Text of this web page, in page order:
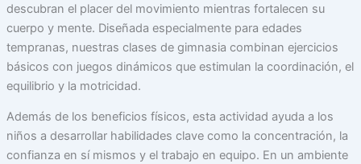
descubran el placer del movimiento mientras fortalecen su
cuerpo y mente. Diseñada especialmente para edades
tempranas, nuestras clases de gimnasia combinan ejercicios
básicos con juegos dinámicos que estimulan la coordinación, el
equilibrio y la motricidad.
Además de los beneficios físicos, esta actividad ayuda a los
niños a desarrollar habilidades clave como la concentración, la
confianza en sí mismos y el trabajo en equipo. En un ambiente